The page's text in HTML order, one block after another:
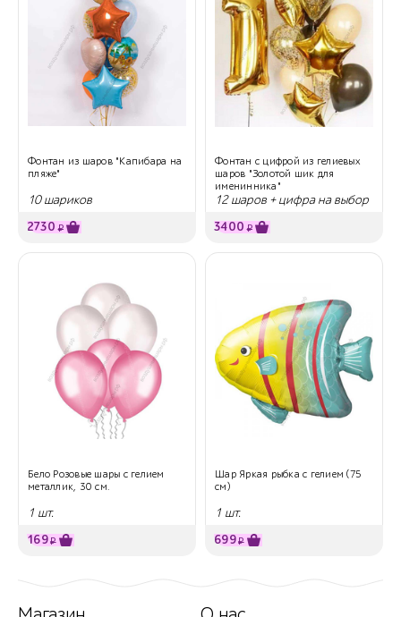
Фонтан из шаров "Капибара на
пляже"
10 шариков
2730 ₽
Фонтан с цифрой из гелиевых
шаров "Золотой шик для
именинника"
12 шаров + цифра на выбор
3400 ₽
Бело Розовые шары с гелием
металлик, 30 см.
1 шт.
169₽
Шар Яркая рыбка с гелием (75
см)
1 шт.
699₽